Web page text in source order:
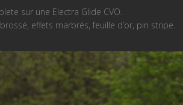
sur une Electra Glide CVO.
effets marbrés, feuille d’or, pin stripe.